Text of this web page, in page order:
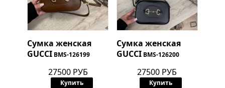
Сумка женская
GUCCI BMS-126199
27500 РУБ
Купить
Сумка женская
GUCCI BMS-126200
27500 РУБ
Купить